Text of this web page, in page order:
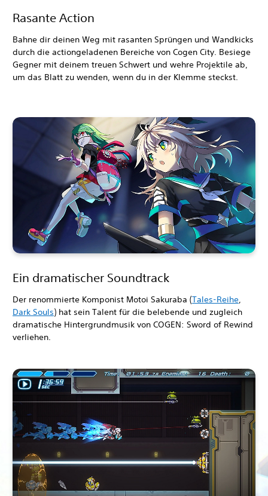
Rasante Action
Bahne dir deinen Weg mit rasanten Sprüngen und Wandkicks
durch die actiongeladenen Bereiche von Cogen City. Besiege
Gegner mit deinem treuen Schwert und wehre Projektile ab,
um das Blatt zu wenden, wenn du in der Klemme steckst.
Ein dramatischer Soundtrack
Der renommierte Komponist Motoi Sakuraba (Tales-Reihe,
Dark Souls) hat sein Talent für die belebende und zugleich
dramatische Hintergrundmusik von COGEN: Sword of Rewind
verliehen.